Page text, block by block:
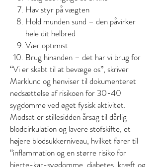
Hav styr på vægten
Hold munden sund – den påvirker
hele dit helbred
Vær optimist
Brug hinanden – det har vi brug for
“Vi er skabt til at bevæge os”, skriver
Marklund og henviser til dokumenteret
nedsættelse af risikoen for 30-40
sygdomme ved øget fysisk aktivitet.
Modsat er stillesidden årsag til dårlig
blodcirkulation og lavere stofskifte, et
højere blodsukkerniveau, hvilket fører til
“inflammation og en større risiko for
hjerte-kar-sygdomme, diabetes, kræft og